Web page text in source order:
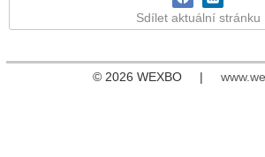
Sdílet aktuální stránku
© 2026 WEXBO |